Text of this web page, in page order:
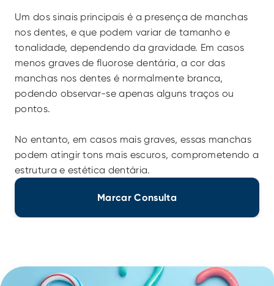
Um dos sinais principais é a presença de manchas
nos dentes, e que podem variar de tamanho e
tonalidade, dependendo da gravidade. Em casos
menos graves de fluorose dentária, a cor das
manchas nos dentes é normalmente branca,
podendo observar-se apenas alguns traços ou
pontos.
No entanto, em casos mais graves, essas manchas
podem atingir tons mais escuros, comprometendo a
estrutura e estética dentária.
Marcar Consulta